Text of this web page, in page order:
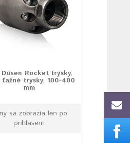
Düsen Rocket trysky,
ťažné trysky, 100-400
mm
sa zobrazia len po
prihlásení